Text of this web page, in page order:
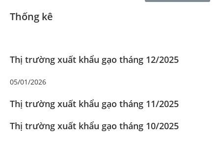
Thống kê
Thị trường xuất khẩu gạo tháng 12/2025
05/01/2026
Thị trường xuất khẩu gạo tháng 11/2025
Thị trường xuất khẩu gạo tháng 10/2025